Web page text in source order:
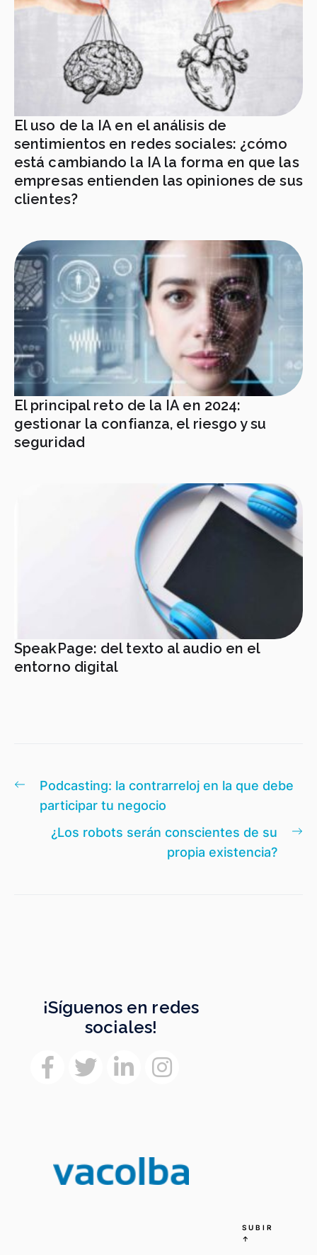
El uso de la IA en el análisis de
sentimientos en redes sociales: ¿cómo
está cambiando la IA la forma en que las
empresas entienden las opiniones de sus
clientes?
El principal reto de la IA en 2024:
gestionar la confianza, el riesgo y su
seguridad
SpeakPage: del texto al audio en el
entorno digital
Navegación
entradas
Entrada
anterior:
Podcasting: la contrarreloj en la que debe
participar tu negocio
¿Los robots serán conscientes de su
propia existencia?
¡Síguenos en redes
sociales!
SUBIR
↑